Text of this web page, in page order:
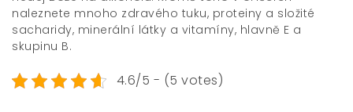
naleznete mnoho zdravého tuku, proteiny a složité
sacharidy, minerální látky a vitamíny, hlavně E a
skupinu B.
4.6/5 - (5 votes)